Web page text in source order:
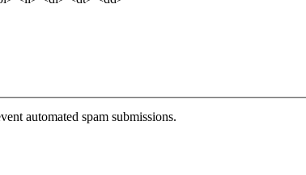
automated spam submissions.